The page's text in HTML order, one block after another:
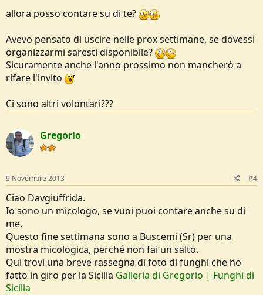
allora posso contare su di te?
Avevo pensato di uscire nelle prox settimane, se dovessi
organizzarmi saresti disponibile?
Sicuramente anche l'anno prossimo non mancherò a
rifare l'invito
Ci sono altri volontari???
Gregorio
9 Novembre 2013 #4
Ciao Davgiuffrida.
Io sono un micologo, se vuoi puoi contare anche su di
me.
Questo fine settimana sono a Buscemi (Sr) per una
mostra micologica, perché non fai un salto.
Qui trovi una breve rassegna di foto di funghi che ho
fatto in giro per la Sicilia Galleria di Gregorio | Funghi di
Sicilia